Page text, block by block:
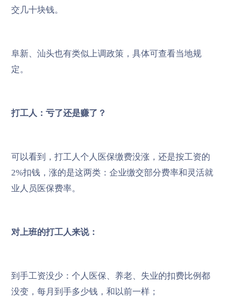
交几十块钱。
阜新、汕头也有类似上调政策，具体可查看当地规
定。
打工人：亏了还是赚了？
可以看到，打工人个人医保缴费没涨，还是按工资的
2%扣钱，涨的是这两类：企业缴交部分费率和灵活就
业人员医保费率。
对上班的打工人来说：
到手工资没少：个人医保、养老、失业的扣费比例都
没变，每月到手多少钱，和以前一样；